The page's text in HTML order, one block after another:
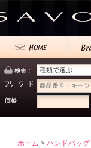
ホーム > ハンドバッグ